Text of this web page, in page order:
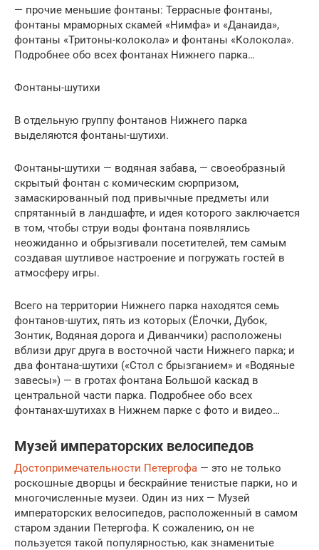
— прочие меньшие фонтаны: Террасные фонтаны,
фонтаны мраморных скамей «Нимфа» и «Данаида»,
фонтаны «Тритоны-колокола» и фонтаны «Колокола».
Подробнее обо всех фонтанах Нижнего парка…
Фонтаны-шутихи
В отдельную группу фонтанов Нижнего парка
выделяются фонтаны-шутихи.
Фонтаны-шутихи — водяная забава, — своеобразный
скрытый фонтан с комическим сюрпризом,
замаскированный под привычные предметы или
спрятанный в ландшафте, и идея которого заключается
в том, чтобы струи воды фонтана появлялись
неожиданно и обрызгивали посетителей, тем самым
создавая шутливое настроение и погружать гостей в
атмосферу игры.
Всего на территории Нижнего парка находятся семь
фонтанов-шутих, пять из которых (Ёлочки, Дубок,
Зонтик, Водяная дорога и Диванчики) расположены
вблизи друг друга в восточной части Нижнего парка; и
два фонтана-шутихи («Стол с брызганием» и «Водяные
завесы») — в гротах фонтана Большой каскад в
центральной части парка. Подробнее обо всех
фонтанах-шутихах в Нижнем парке с фото и видео…
Музей императорских велосипедов
Достопримечательности Петергофа — это не только
роскошные дворцы и бескрайние тенистые парки, но и
многочисленные музеи. Один из них — Музей
императорских велосипедов, расположенный в самом
старом здании Петергофа. К сожалению, он не
пользуется такой популярностью, как знаменитые